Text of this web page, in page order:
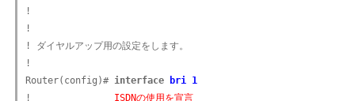
!
!
! ダイヤルアップ用の設定をします。
!
Router(config)# interface
bri 1
! ISDNの使用を宣言